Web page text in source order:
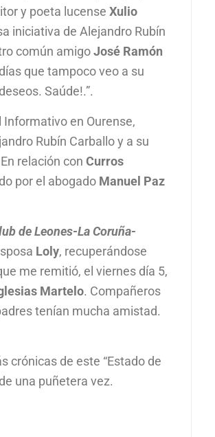
y poeta lucense Xulio
iniciativa de Alejandro Rubín
común amigoJosé Ramón
que tampoco veo a su
Saúde!.”.
en Ourense,
Rubín Carballo y a su
relación con Curros
por el abogado Manuel Paz
de Leones-La Coruña-
Loly, recuperándose
me remitió, el viernes día 5,
Martelo. Compañeros
tenían mucha amistad.
crónicas de este “Estado de
una puñetera vez.